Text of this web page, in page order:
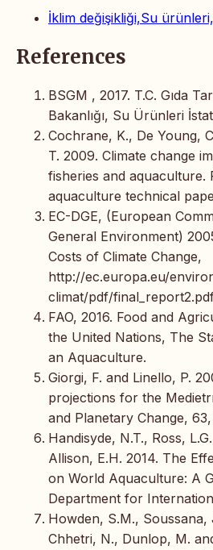
İklim değişikliği,Su
References
BSGM , 2017. T.C. Gıda
Bakanlığı, Su Ürünleri
Cochrane, K., De Young,
T. 2009. Climate change
fisheries and aquaculture.
aquaculture technical
EC-DGE, (European
General Environment)
Costs of Climate Change,
http://ec.europa.eu/
climat/pdf/
FAO, 2016. Food and
the United Nations, The
an Aquaculture.
Giorgi, F. and Linello, P.
projections for the
and Planetary Change,
Handisyde, N.T., Ross,
Allison, E.H. 2014. The
on World Aquaculture: A
Department for
Howden, S.M., Soussana,
Chhetri, N., Dunlop, M.